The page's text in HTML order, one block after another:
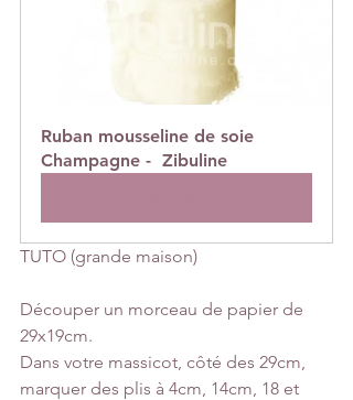
Ruban mousseline de soie
Champagne -  Zibuline
TUTO (grande maison)
Découper un morceau de papier de
29x19cm.
Dans votre massicot, côté des 29cm,
marquer des plis à 4cm, 14cm, 18 et